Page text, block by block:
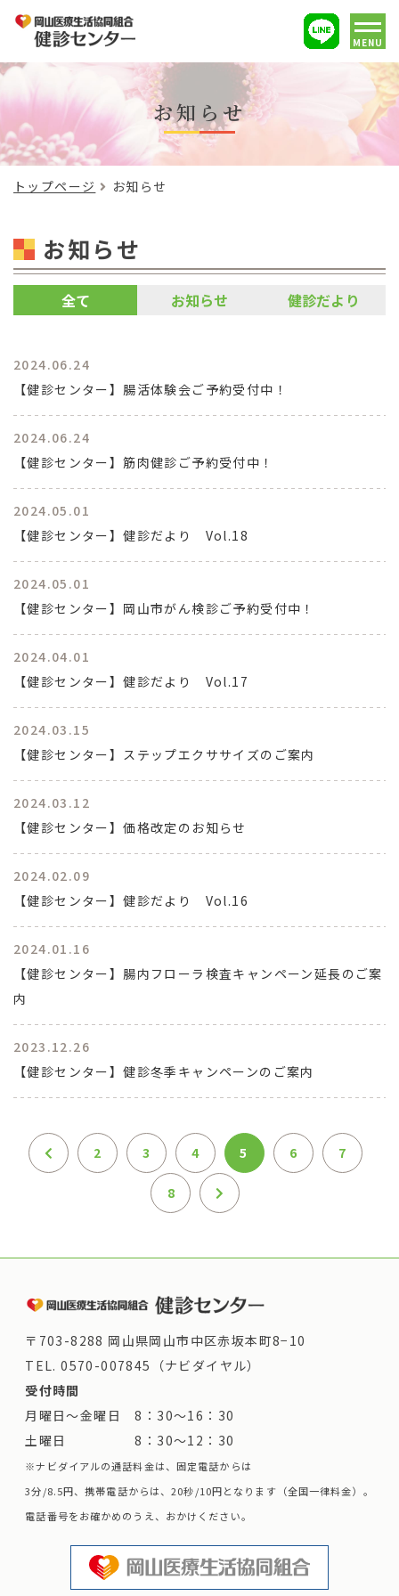
MENU
お知らせ
トップページ お知らせ
お知らせ
全て お知らせ 健診だより
2024.06.24
【健診センター】腸活体験会ご予約受付中！
2024.06.24
【健診センター】筋肉健診ご予約受付中！
2024.05.01
【健診センター】健診だより Vol.18
2024.05.01
【健診センター】岡山市がん検診ご予約受付中！
2024.04.01
【健診センター】健診だより Vol.17
2024.03.15
【健診センター】ステップエクササイズのご案内
2024.03.12
【健診センター】価格改定のお知らせ
2024.02.09
【健診センター】健診だより Vol.16
2024.01.16
【健診センター】腸内フローラ検査キャンペーン延長のご案
内
2023.12.26
【健診センター】健診冬季キャンペーンのご案内
2 3 4 5 6 7
8
〒703-8288 岡山県岡山市中区赤坂本町8−10
TEL.0570-007845（ナビダイヤル）
受付時間
月曜日～金曜日 8：30～16：30
土曜日 8：30～12：30
※ナビダイアルの通話料金は、固定電話からは
3分/8.5円、携帯電話からは、20秒/10円となります（全国一律料金）。
電話番号をお確かめのうえ、おかけください。